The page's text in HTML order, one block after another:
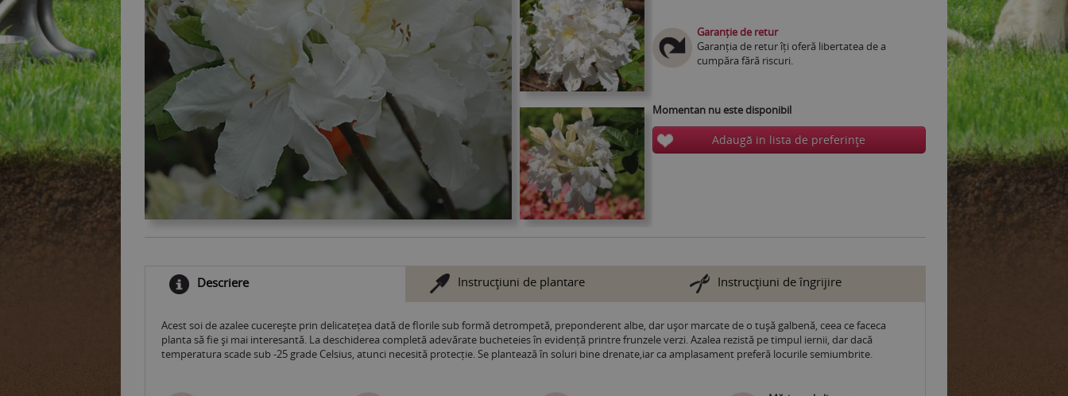
Garanție de retur
Garanția de retur îți oferă libertatea de a
cumpăra fără riscuri.
Momentan nu este disponibil
Adaugă in lista de preferinţe
Descriere Instrucţiuni de plantare Instrucţiuni de îngrijire
Acest soi de azalee cucerește prin delicatețea dată de florile sub formă detrompetă, preponderent albe, dar ușor marcate de o tușă galbenă, ceea ce faceca
planta să fie și mai interesantă. La deschiderea completă adevărate bucheteies în evidență printre frunzele verzi. Azalea rezistă pe timpul iernii, dar dacă
temperatura scade sub -25 grade Celsius, atunci necesită protecție. Se plantează în soluri bine drenate,iar ca amplasament preferă locurile semiumbrite.